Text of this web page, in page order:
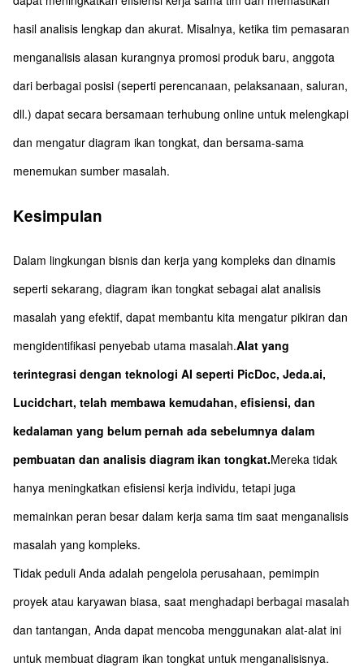
hasil analisis lengkap dan akurat. Misalnya, ketika tim pemasaran
menganalisis alasan kurangnya promosi produk baru, anggota
dari berbagai posisi (seperti perencanaan, pelaksanaan, saluran,
dll.) dapat secara bersamaan terhubung online untuk melengkapi
dan mengatur diagram ikan tongkat, dan bersama-sama
menemukan sumber masalah.
Kesimpulan
Dalam lingkungan bisnis dan kerja yang kompleks dan dinamis
seperti sekarang, diagram ikan tongkat sebagai alat analisis
masalah yang efektif, dapat membantu kita mengatur pikiran dan
mengidentifikasi penyebab utama masalah.Alat yang
terintegrasi dengan teknologi AI seperti PicDoc, Jeda.ai,
Lucidchart, telah membawa kemudahan, efisiensi, dan
kedalaman yang belum pernah ada sebelumnya dalam
pembuatan dan analisis diagram ikan tongkat.Mereka tidak
hanya meningkatkan efisiensi kerja individu, tetapi juga
memainkan peran besar dalam kerja sama tim saat menganalisis
masalah yang kompleks.
Tidak peduli Anda adalah pengelola perusahaan, pemimpin
proyek atau karyawan biasa, saat menghadapi berbagai masalah
dan tantangan, Anda dapat mencoba menggunakan alat-alat ini
untuk membuat diagram ikan tongkat untuk menganalisisnya.